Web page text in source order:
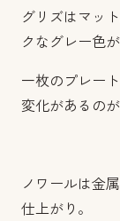
グリズはマッ
クなグレー色
一枚のプレー
変化があるのが
ノワールは金
仕上がり。